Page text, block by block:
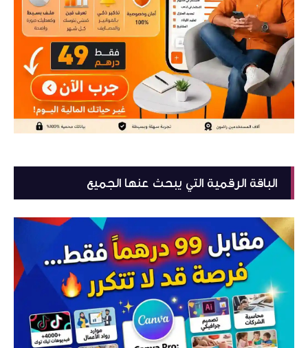
الباقة الرقمية التي يبحث عنها الجميع